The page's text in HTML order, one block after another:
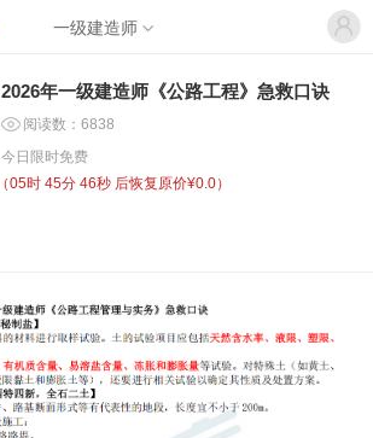
一级建造师
2026年一级建造师《公路工程》急救口诀
阅读数：6838
今日限时免费
（05时 45分 45秒 后恢复原价¥0.0）